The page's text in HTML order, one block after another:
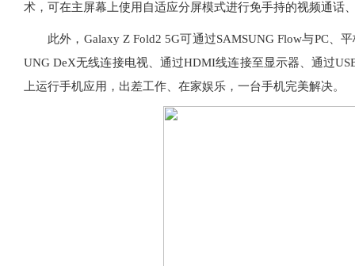
术，可在主屏幕上使用自适应分屏模式进行免手持的视频通话
此外，Galaxy Z Fold2 5G可通过SAMSUNG Flow与PC、
UNG DeX无线连接电视、通过HDMI线连接至显示器、通过
上运行手机应用，出差工作、在家娱乐，一台手机完美解决。